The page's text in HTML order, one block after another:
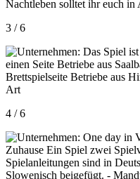
3 / 6
4 / 6